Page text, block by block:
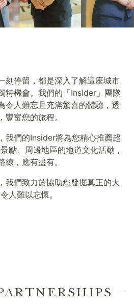
刻停留，都是深入了解這座城市
特機會。我們的「Insider」團隊
令人難忘且充滿驚喜的體驗，透
富您的旅程。
我們的Insider將為您精心推薦超
點、周邊地區的地道文化活動，
，應有盡有。
我們致力於協助您發掘真正的大
人難以忘懷。